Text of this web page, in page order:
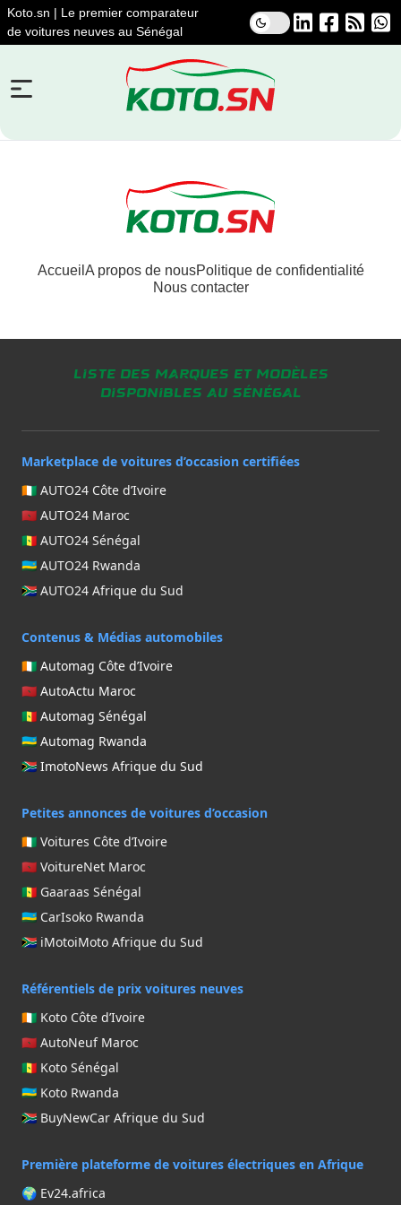
Koto.sn | Le premier comparateur
de voitures neuves au Sénégal
Accueil A propos de nousPolitique de confidentialité
Nous contacter
Liste des marques et modèles
disponibles au Sénégal
Marketplace de voitures d’occasion certifiées
🇨🇮 AUTO24 Côte d’Ivoire
🇲🇦 AUTO24 Maroc
🇸🇳 AUTO24 Sénégal
🇷🇼 AUTO24 Rwanda
🇿🇦 AUTO24 Afrique du Sud
Contenus & Médias automobiles
🇨🇮 Automag Côte d’Ivoire
🇲🇦 AutoActu Maroc
🇸🇳 Automag Sénégal
🇷🇼 Automag Rwanda
🇿🇦 ImotoNews Afrique du Sud
Petites annonces de voitures d’occasion
🇨🇮 Voitures Côte d’Ivoire
🇲🇦 VoitureNet Maroc
🇸🇳 Gaaraas Sénégal
🇷🇼 CarIsoko Rwanda
🇿🇦 iMotoiMoto Afrique du Sud
Référentiels de prix voitures neuves
🇨🇮 Koto Côte d’Ivoire
🇲🇦 AutoNeuf Maroc
🇸🇳 Koto Sénégal
🇷🇼 Koto Rwanda
🇿🇦 BuyNewCar Afrique du Sud
Première plateforme de voitures électriques en Afrique
🌍 Ev24.africa